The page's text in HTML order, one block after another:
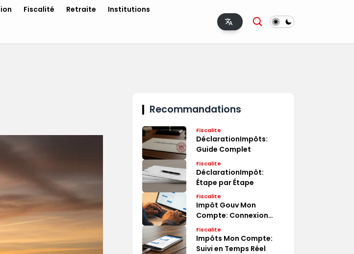
Fiscalité Retraite Institutions
Recommandations
Fiscalite
DéclarationImpôts:
Guide Complet
Fiscalite
DéclarationImpôt:
Étape par Étape
Fiscalite
Impôt Gouv Mon
Compte: Connexion
Rapide
Fiscalite
Impôts Mon Compte:
Suivi en Temps Réel